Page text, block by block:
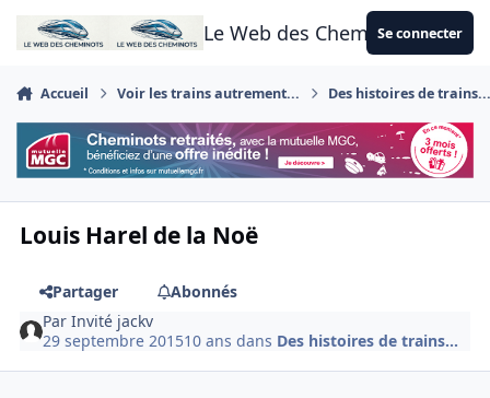
Aller au contenu
Le Web des CheminotsSe connecter
Accueil Voir les trains autrement... Des histoires de
Louis Harel de la Noë
Partager
Abonnés
ParInvité jackv
29 septembre 201510 ans dans Des histoires de trains...